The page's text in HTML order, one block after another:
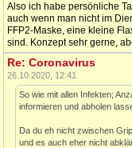
Also ich habe persönliche
auch wenn man nicht im
FFP2-Maske, eine kleine
sind. Konzept sehr gerne,
Re: Coronavirus
26.10.2020, 12:41
So wie mit allen Infekten;
informieren und abholen
Da du eh nicht zwischen
und es auch eher nicht